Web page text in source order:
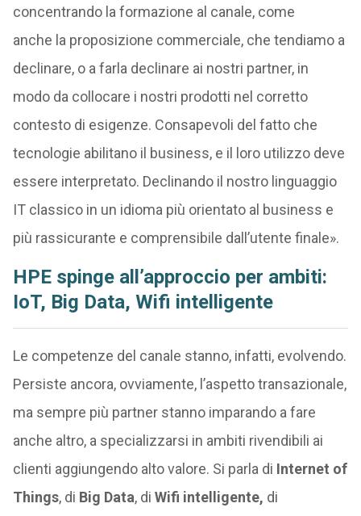
concentrando la formazione al canale, come
anche la proposizione commerciale, che tendiamo a
declinare, o a farla declinare ai nostri partner, in
modo da collocare i nostri prodotti nel corretto
contesto di esigenze. Consapevoli del fatto che
tecnologie abilitano il business, e il loro utilizzo deve
essere interpretato. Declinando il nostro linguaggio
IT classico in un idioma più orientato al business e
più rassicurante e comprensibile dall’utente finale».
HPE spinge all’approccio per ambiti:
IoT, Big Data, Wifi intelligente
Le competenze del canale stanno, infatti, evolvendo.
Persiste ancora, ovviamente, l’aspetto transazionale,
ma sempre più partner stanno imparando a fare
anche altro, a specializzarsi in ambiti rivendibili ai
clienti aggiungendo alto valore. Si parla di Internet of
Things, di Big Data, di Wifi intelligente, di